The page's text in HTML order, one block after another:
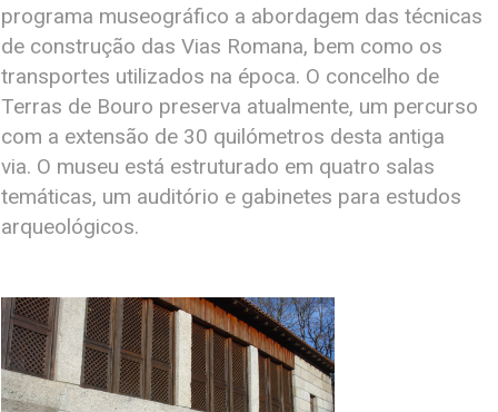
programa museográfico a abordagem das técnicas
de construção das Vias Romana, bem como os
transportes utilizados na época. O concelho de
Terras de Bouro preserva atualmente, um percurso
com a extensão de 30 quilómetros desta antiga
via. O museu está estruturado em quatro salas
temáticas, um auditório e gabinetes para estudos
arqueológicos.